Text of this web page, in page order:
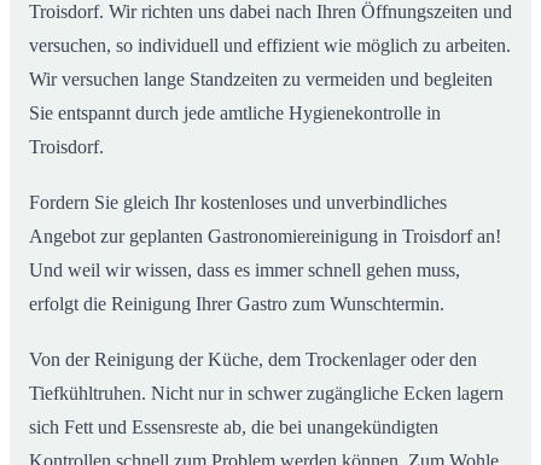
Troisdorf. Wir richten uns dabei nach Ihren Öffnungszeiten und
versuchen, so individuell und effizient wie möglich zu arbeiten.
Wir versuchen lange Standzeiten zu vermeiden und begleiten
Sie entspannt durch jede amtliche Hygienekontrolle in
Troisdorf.
Fordern Sie gleich Ihr kostenloses und unverbindliches
Angebot zur geplanten Gastronomiereinigung in Troisdorf an!
Und weil wir wissen, dass es immer schnell gehen muss,
erfolgt die Reinigung Ihrer Gastro zum Wunschtermin.
Von der Reinigung der Küche, dem Trockenlager oder den
Tiefkühltruhen. Nicht nur in schwer zugängliche Ecken lagern
sich Fett und Essensreste ab, die bei unangekündigten